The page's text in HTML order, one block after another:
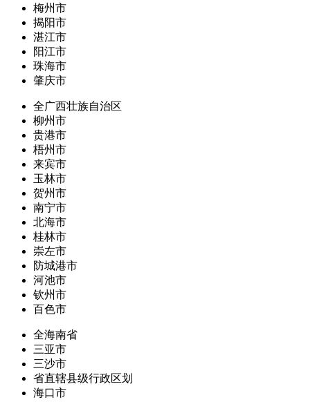
梅州市
揭阳市
湛江市
阳江市
珠海市
肇庆市
全广西壮族自治区
柳州市
贵港市
梧州市
来宾市
玉林市
贺州市
南宁市
北海市
桂林市
崇左市
防城港市
河池市
钦州市
百色市
全海南省
三亚市
三沙市
省直辖县级行政区划
海口市